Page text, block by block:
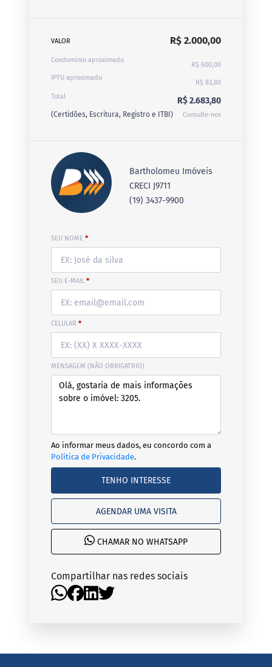
VALOR R$ 2.000,00
Condomínio aproximado
R$ 600,00
IPTU aproximado
R$ 83,80
Total
R$ 2.683,80
(Certidões, Escritura, Registro e ITBI) Consulte-nos
Bartholomeu Imóveis
CRECI J9711
(19) 3437-9900
SEU NOME *
SEU E-MAIL *
CELULAR *
MENSAGEM (NÃO OBRIGATRIO)
Ao informar meus dados, eu concordo com a
Política de Privacidade.
TENHO INTERESSE
AGENDAR UMA VISITA
CHAMAR NO WHATSAPP
Compartilhar nas redes sociais